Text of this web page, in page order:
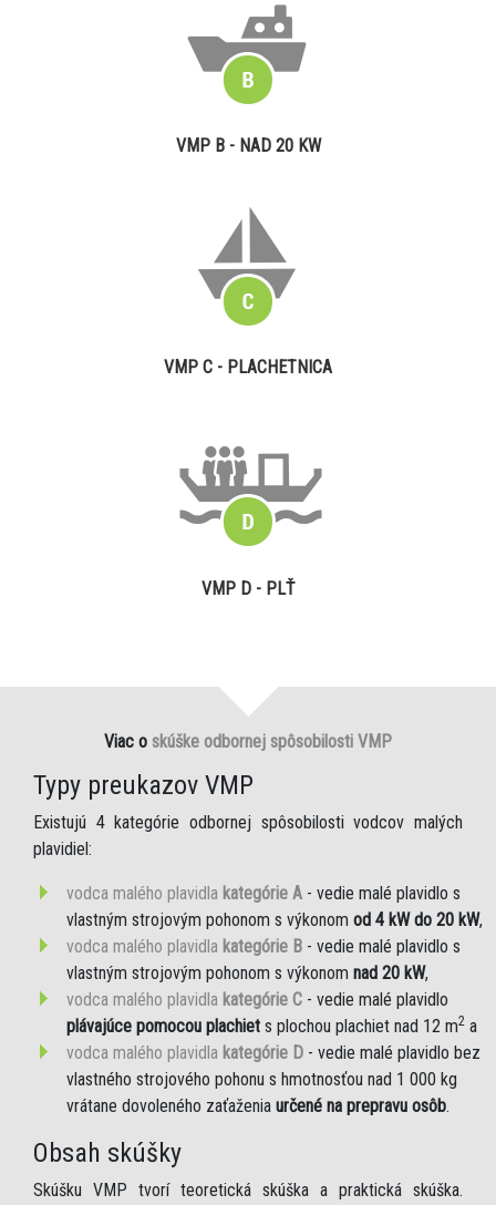
VMP B - NAD 20 KW
VMP C - PLACHETNICA
VMP D - PLŤ
Viac o skúške odbornej spôsobilosti VMP
Typy preukazov VMP
Existujú 4 kategórie odbornej spôsobilosti vodcov malých
plavidiel:
vodca malého plavidla kategórie A - vedie malé plavidlo s
vlastným strojovým pohonom s výkonom od 4 kW do 20 kW,
vodca malého plavidla kategórie B - vedie malé plavidlo s
vlastným strojovým pohonom s výkonom nad 20 kW,
vodca malého plavidla kategórie C - vedie malé plavidlo
plávajúce pomocou plachiet s plochou plachiet nad 12 m2 a
vodca malého plavidla kategórie D - vedie malé plavidlo bez
vlastného strojového pohonu s hmotnosťou nad 1 000 kg
vrátane dovoleného zaťaženia určené na prepravu osôb.
Obsah skúšky
Skúšku VMP tvorí teoretická skúška a praktická skúška.